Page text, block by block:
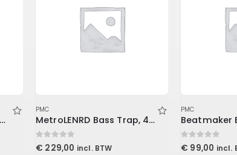
Master EQ 432 (Download)
PMC
MetroLENRD Bass Trap, 4-Pack 2-30x30x60cm, Charcoal
0out of 5
€ 229,00 incl. BTW
PMC
Beatmaker
0out of 5
€ 99,00 incl.